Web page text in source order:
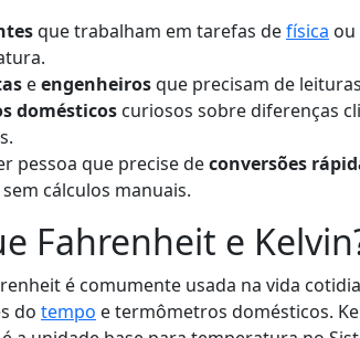
que trabalham em tarefas defísica ou
eengenheirosque precisam de
domésticos curiosos sobre diferenças
pessoa que precise deconversões
cálculos manuais.
Fahrenheit e
é comumente usada na vida
do tempo e termômetros domésticos.